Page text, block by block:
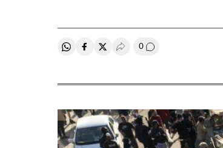
Compartir en Whatsapp
Compartir en Facebook
Compartir en Twitter
Desplegar Redes Sociales
0 Comentários